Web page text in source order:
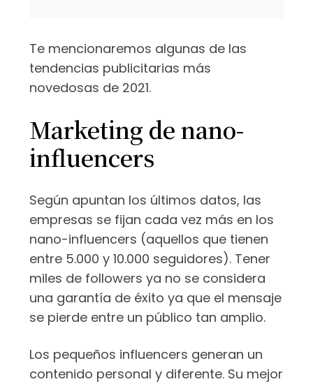
Te mencionaremos algunas de las
tendencias publicitarias más
novedosas de 2021.
Marketing de nano-
influencers
Según apuntan los últimos datos, las
empresas se fijan cada vez más en los
nano-influencers (aquellos que tienen
entre 5.000 y 10.000 seguidores). Tener
miles de followers ya no se considera
una garantía de éxito ya que el mensaje
se pierde entre un público tan amplio.
Los pequeños influencers generan un
contenido personal y diferente. Su mejor